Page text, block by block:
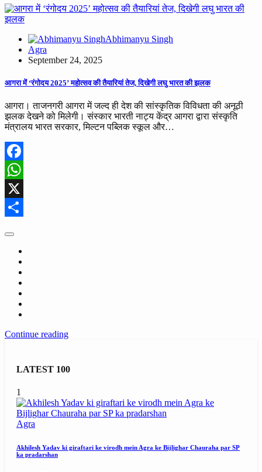
Abhimanyu Singh
Agra
September 24, 2025
आगरा में ‘रंगोदय 2025’ महोत्सव की तैयारियां तेज, दिखेगी लघु भारत की झलक
आगरा। ताजनगरी आगरा में जल्द ही देश की सांस्कृतिक विविधता की अनूठी
झलक देखने को मिलेगी। संस्कार भारती नाट्य केंद्र आगरा द्वारा संस्कृति
मंत्रालय भारत सरकार, मिल्टन पब्लिक स्कूल और…
Facebook
WhatsApp
X
Continue reading
LATEST 100
1
Agra
Akhilesh Yadav ki giraftari ke virodh mein Agra ke Bijlighar Chauraha par SP
ka pradarshan